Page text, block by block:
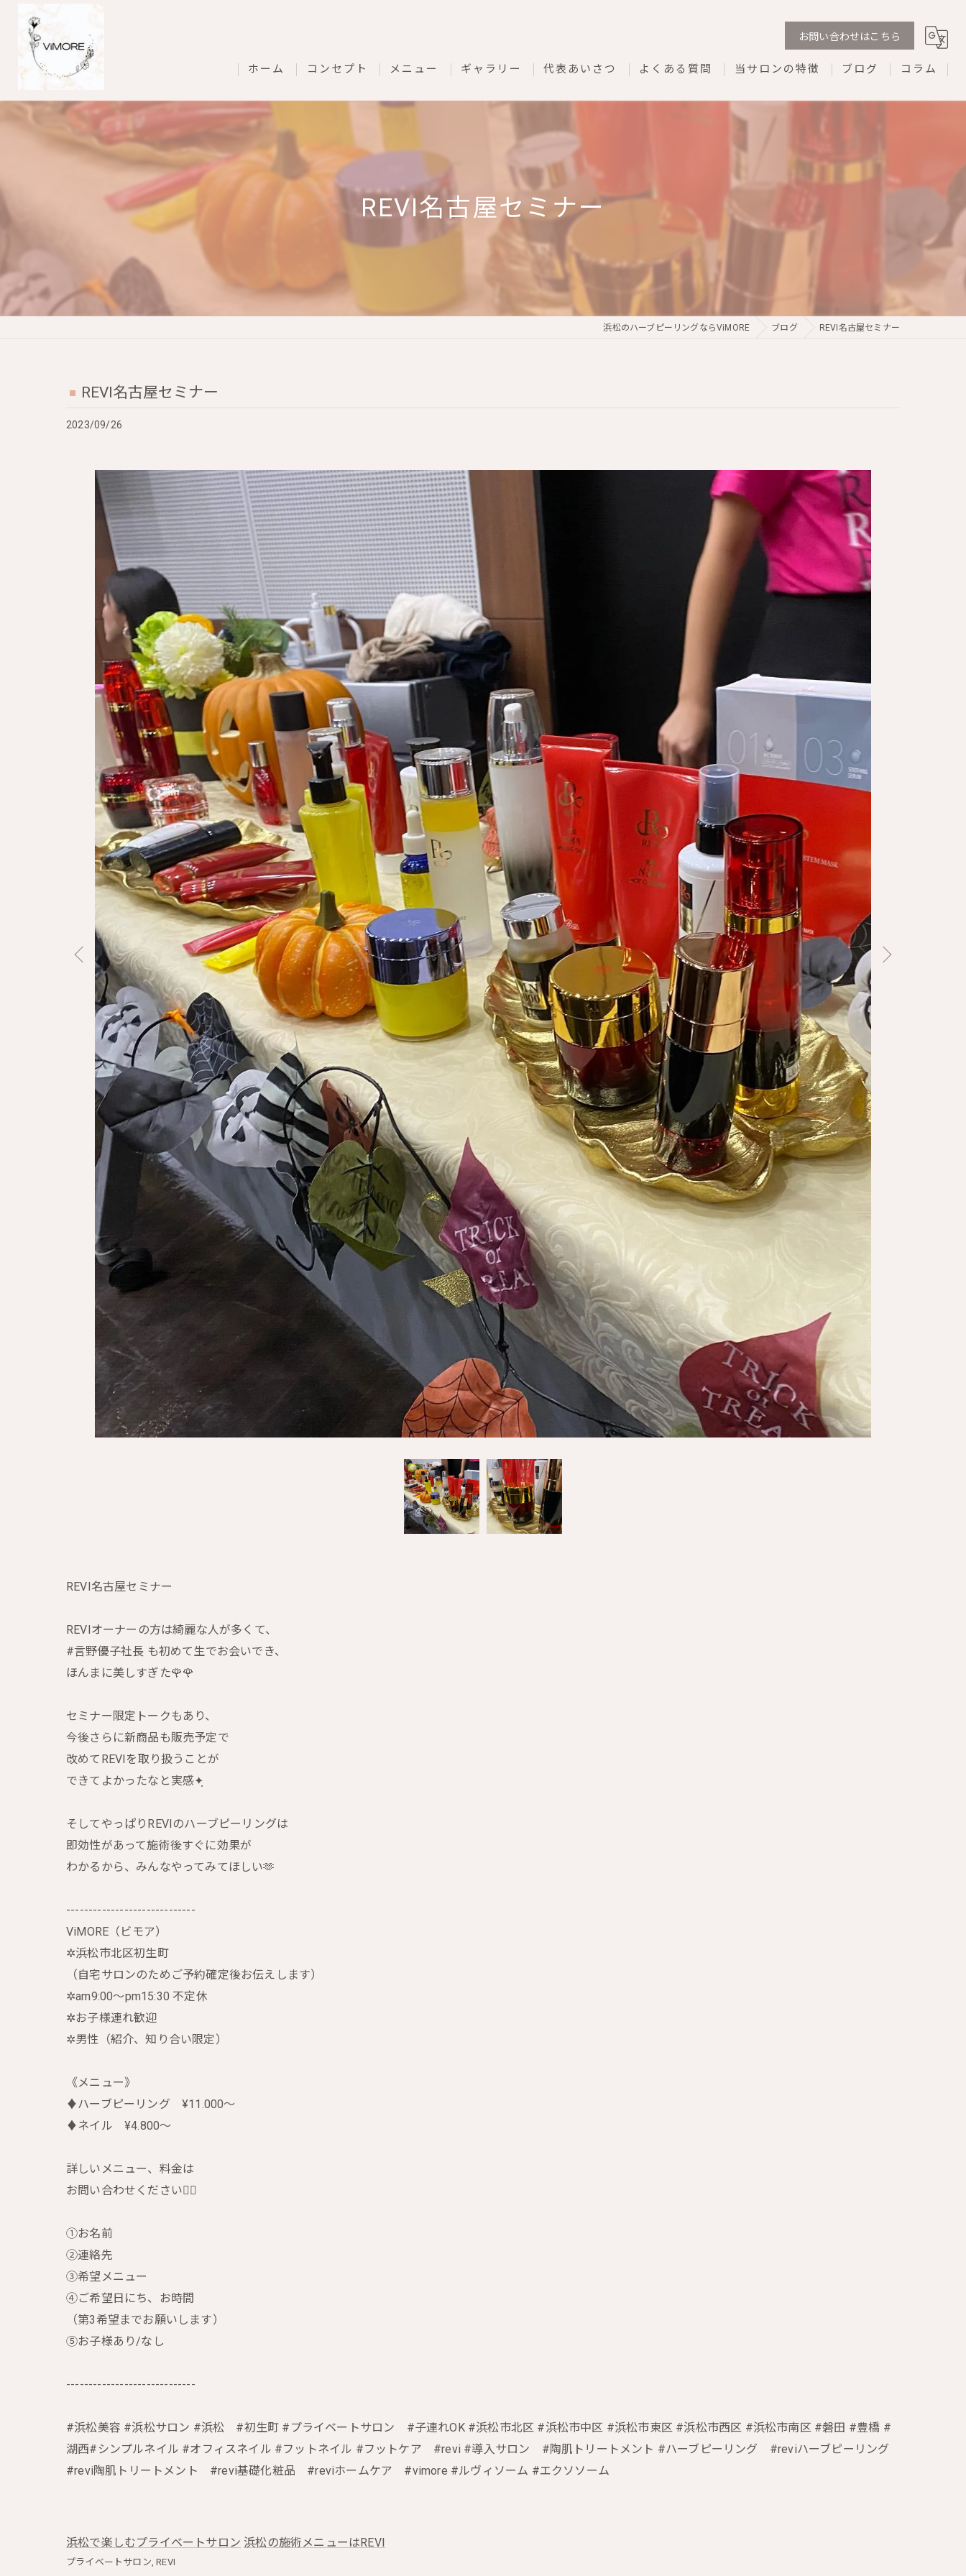
お問い合わせはこちら
ホーム コンセプト メニュー ギャラリー 代表あいさつ よくある質問 当サロンの特徴
剥離なし
ダウンタイムなし
プライベートサロン
ブログ コラム
REVI名古屋セミナー
浜松のハーブピーリングならViMORE ブログ REVI名古屋セミナー
REVI名古屋セミナー
2023/09/26
REVI名古屋セミナー
REVIオーナーの方は綺麗な人が多くて、
#言野優子社長 も初めて生でお会いでき、
ほんまに美しすぎた🌹🌹
セミナー限定トークもあり、
今後さらに新商品も販売予定で
改めてREVIを取り扱うことが
できてよかったなと実感✦ฺ
そしてやっぱりREVIのハーブピーリングは
即効性があって施術後すぐに効果が
わかるから、みんなやってみてほしい🫶
-----------------------------
ViMORE（ビモア）
✲︎浜松市北区初生町
（自宅サロンのためご予約確定後お伝えします）
✲︎am9:00〜pm15:30 不定休
✲︎お子様連れ歓迎
✲︎男性（紹介、知り合い限定）
《メニュー》
♦︎ハーブピーリング ¥11.000〜
♦︎ネイル ¥4.800〜
詳しいメニュー、料金は
お問い合わせください🙇‍♀️
①お名前
②連絡先
③希望メニュー
④ご希望日にち、お時間
（第3希望までお願いします）
⑤お子様あり/なし
-----------------------------
#浜松美容 #浜松サロン #浜松 #初生町 #プライベートサロン #子連れOK #浜松市北区 #浜松市中区 #浜松市東区 #浜松市西区 #浜松市南区 #磐田 #豊橋 #
湖西#シンプルネイル #オフィスネイル #フットネイル #フットケア #revi #導入サロン #陶肌トリートメント #ハーブピーリング #reviハーブピーリング
#revi陶肌トリートメント #revi基礎化粧品 #reviホームケア #vimore #ルヴィソーム #エクソソーム
浜松で楽しむプライベートサロン 浜松の施術メニューはREVI
プライベートサロン REVI